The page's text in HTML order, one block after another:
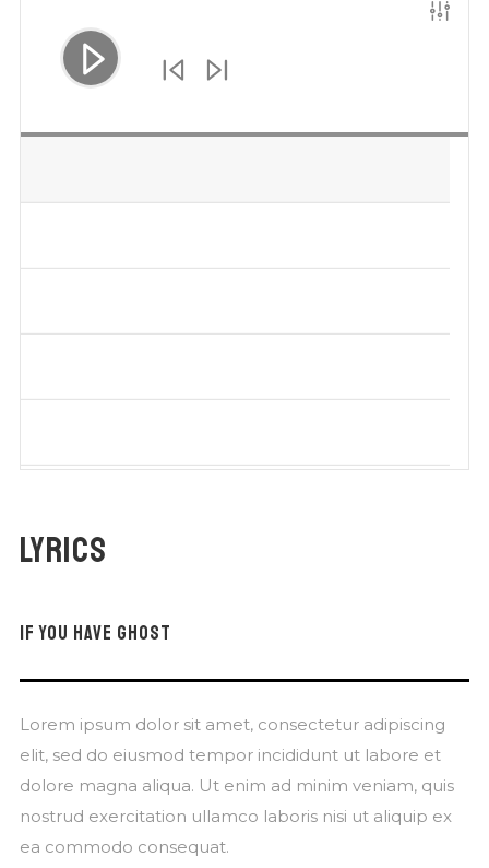
Lyrics
IF YOU HAVE GHOST
Lorem ipsum dolor sit amet, consectetur adipiscing
elit, sed do eiusmod tempor incididunt ut labore et
dolore magna aliqua. Ut enim ad minim veniam, quis
nostrud exercitation ullamco laboris nisi ut aliquip ex
ea commodo consequat.